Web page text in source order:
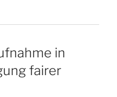
in
fairer